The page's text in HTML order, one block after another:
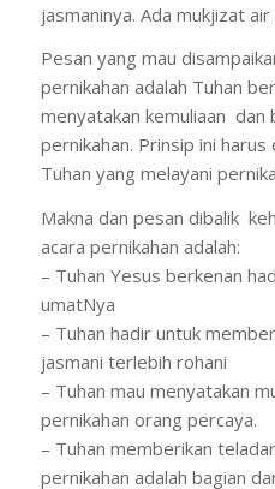
jasmaninya. Ada mukjizat
Pesan yang mau
pernikahan adalah Tuhan
menyatakan kemuliaan dan
pernikahan. Prinsip ini
Tuhan yang melayani
Makna dan pesan dibalik
acara pernikahan adalah:
– Tuhan Yesus berkenan
umatNya
– Tuhan hadir untuk
jasmani terlebih rohani
– Tuhan mau menyatakan
pernikahan orang percaya.
– Tuhan memberikan
pernikahan adalah bagian